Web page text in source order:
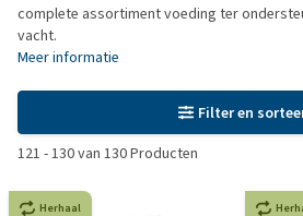
complete assortiment voeding ter
vacht.
Meer informatie
Filter en
121 -130van 130Producten
Herhaal